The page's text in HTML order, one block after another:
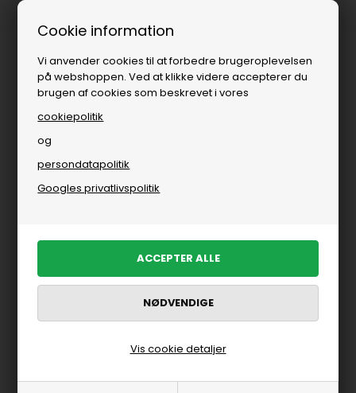
Cookie information
Vi anvender cookies til at forbedre brugeroplevelsen
på webshoppen. Ved at klikke videre accepterer du
brugen af cookies som beskrevet i vores
cookiepolitik
og
persondatapolitik
Googles privatlivspolitik
Vis cookie detaljer